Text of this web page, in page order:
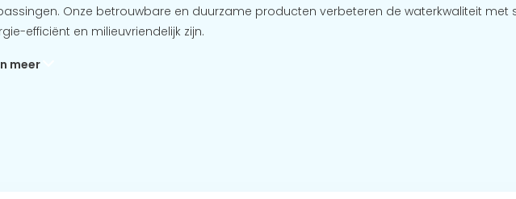
Onze betrouwbare en duurzame producten verbeteren de waterkwaliteit met
efficiënt en milieuvriendelijk zijn.
meer